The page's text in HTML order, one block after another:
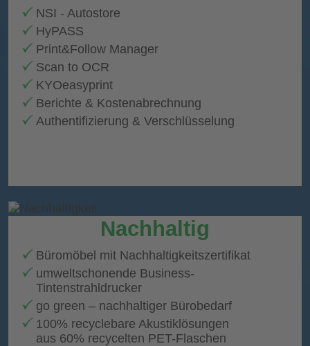
NSI - Autostore
HyPASS
Print&Follow Manager
Scan to OCR
KYOeasyprint
Berichte & Kostenabrechnung
Authentifizierung & Verschlüsselung
Nachhaltig
Büromöbel mit Nachhaltigkeitszertifikat
umweltschonende Business-
Tintenstrahldrucker
go green – nachhaltiger Bürobedarf
100% recyclebare Akustiklösungen
aus 60% recycelten PET-Flaschen